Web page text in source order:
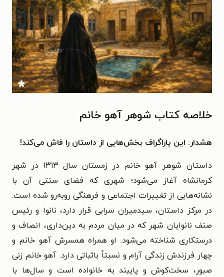
خلاصه کتاب شوهر آهو خانم
هشدار: این پاراگراف بخش‌هایی از داستان را فاش می‌کند!
داستان شوهر آهو خانم در زمستان سال ۱۳۱۳ در شهر
کرمانشاه آغاز می‌شود؛ شهری که فضای سنتی آن با
نشانه‌هایی از تغییرات اجتماعی و فرهنگی روبه‌رو شده است.
در مرکز داستان، سیدمیران سرابی قرار دارد، نانوا و رئیس
صنف نانوایان شهر که در میان مردم به دین‌داری، انصاف و
درستکاری شناخته می‌شود. او همراه همسرش آهو خانم و
چهار فرزندش زندگی آرام و نسبتاً باثباتی دارد. آهو خانم زنی
صبور، سخت‌کوش و پایبند به خانواده است و سال‌ها با